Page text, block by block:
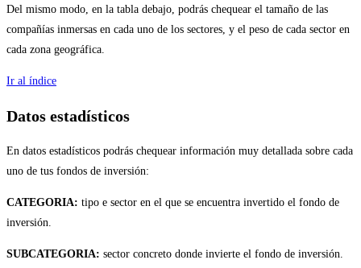
Del mismo modo, en la tabla debajo, podrás chequear el tamaño de las
compañías inmersas en cada uno de los sectores, y el peso de cada sector en
cada zona geográfica.
Ir al índice
Datos estadísticos
En datos estadísticos podrás chequear información muy detallada sobre cada
uno de tus fondos de inversión:
CATEGORIA: tipo e sector en el que se encuentra invertido el fondo de
inversión.
SUBCATEGORIA: sector concreto donde invierte el fondo de inversión.